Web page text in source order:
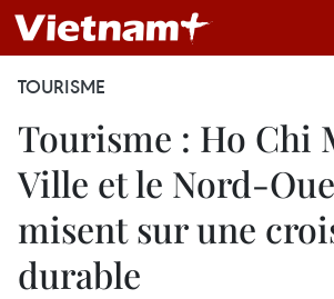
TOURISME
Tourisme : Ho Chi
Ville et le Nord-
misent sur une
durable